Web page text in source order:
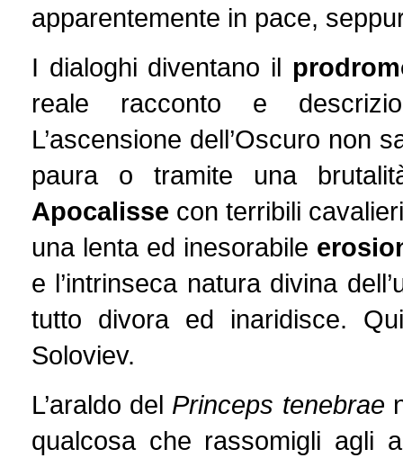
apparentemente in pace,
I dialoghi diventano il
reale racconto e
L’ascensione dell’Oscuro non
paura o tramite una
Apocalisse con terribili
una lenta ed inesorabile
e l’intrinseca natura divina
tutto divora ed inaridisce.
Soloviev.
L’araldo del Princeps tenebrae
qualcosa che rassomigli agli